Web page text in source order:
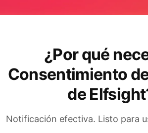
¿Por qué
Consentimiento
de
Notificación efectiva. Listo para